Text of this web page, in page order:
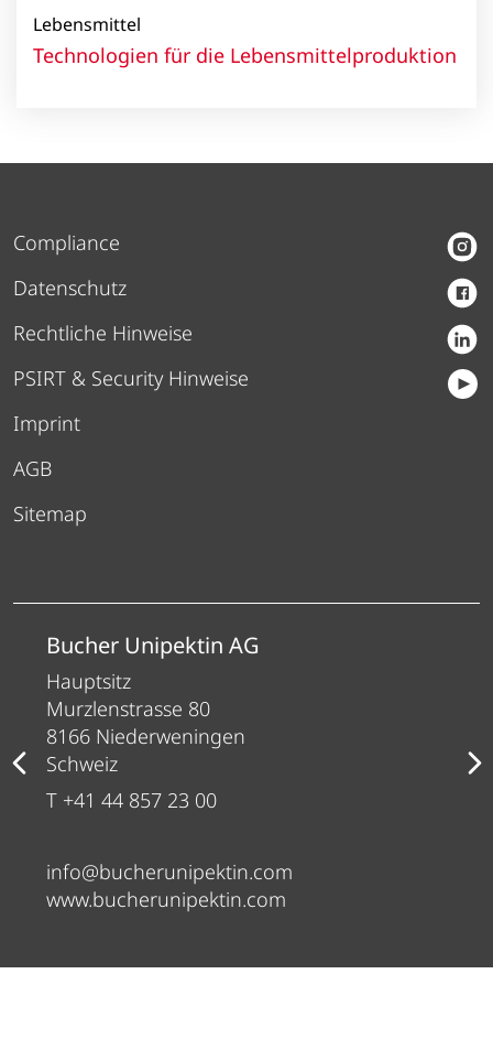
Lebensmittel
Technologien für die Lebensmittelproduktion
Compliance
Datenschutz
Rechtliche Hinweise
PSIRT & Security Hinweise
Imprint
AGB
Sitemap
Bucher Unipektin AG
Hauptsitz
Murzlenstrasse 80
8166 Niederweningen
Schweiz
T +41 44 857 23 00
info@bucherunipektin.com
www.bucherunipektin.com